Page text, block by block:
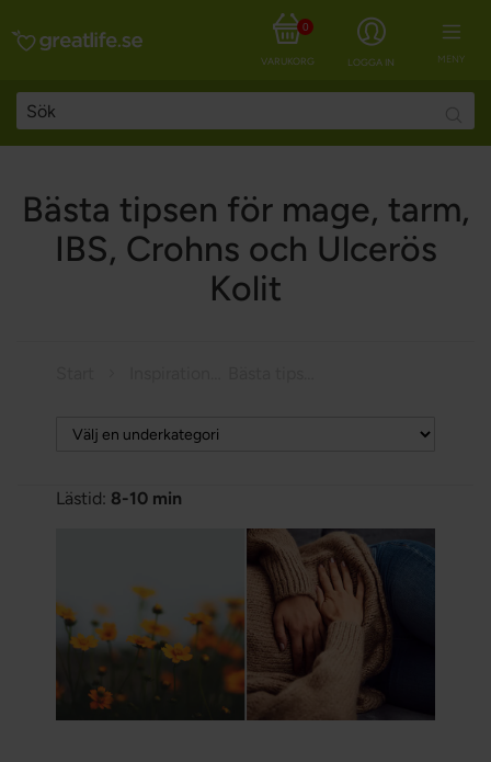
MENY
LOGGA IN
VARUKORG
0
Bästa tipsen för mage, tarm,
IBS, Crohns och Ulcerös
Kolit
Lästid: 8-10 min